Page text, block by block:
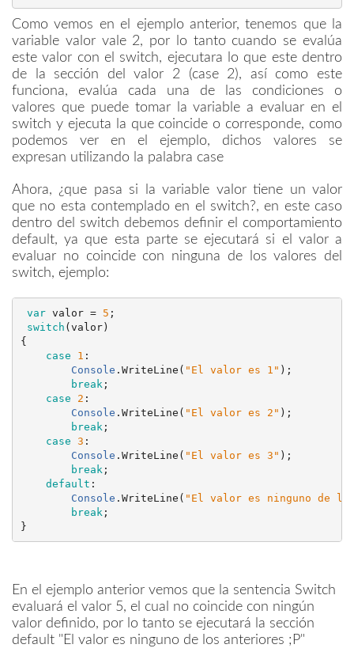
Como vemos en el ejemplo anterior, tenemos que la
variable valor vale 2, por lo tanto cuando se evalúa
este valor con el switch, ejecutara lo que este dentro
de la sección del valor 2 (case 2), así como este
funciona, evalúa cada una de las condiciones o
valores que puede tomar la variable a evaluar en el
switch y ejecuta la que coincide o corresponde, como
podemos ver en el ejemplo, dichos valores se
expresan utilizando la palabra case
Ahora, ¿que pasa si la variable valor tiene un valor
que no esta contemplado en el switch?, en este caso
dentro del switch debemos definir el comportamiento
default, ya que esta parte se ejecutará si el valor a
evaluar no coincide con ninguna de los valores del
switch, ejemplo:
var valor = 5 ;
switch (valor)
{
case
1 :
Console . WriteLine ( " El valor es 1 " );
break ;
case
2 :
Console . WriteLine ( " El valor es 2 " );
break ;
case 3 :
Console . WriteLine ( " El valor es 3 " );
break ;
default :
Console . WriteLine ( " El valor es ninguno de
break ;
}
En el ejemplo anterior vemos que la sentencia Switch
evaluará el valor 5, el cual no coincide con ningún
valor definido, por lo tanto se ejecutará la sección
default "El valor es ninguno de los anteriores ;P"